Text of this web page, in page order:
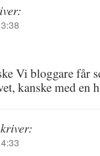
Vi bloggare får
kanske med en